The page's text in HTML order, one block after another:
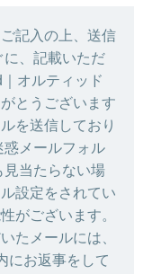
記入の上、送信
に、記載いただ
オルティッド
とうございます
を送信しており
惑メールフォル
見当たらない場
設定をされてい
がございます。
たメールには、
にお返事をして